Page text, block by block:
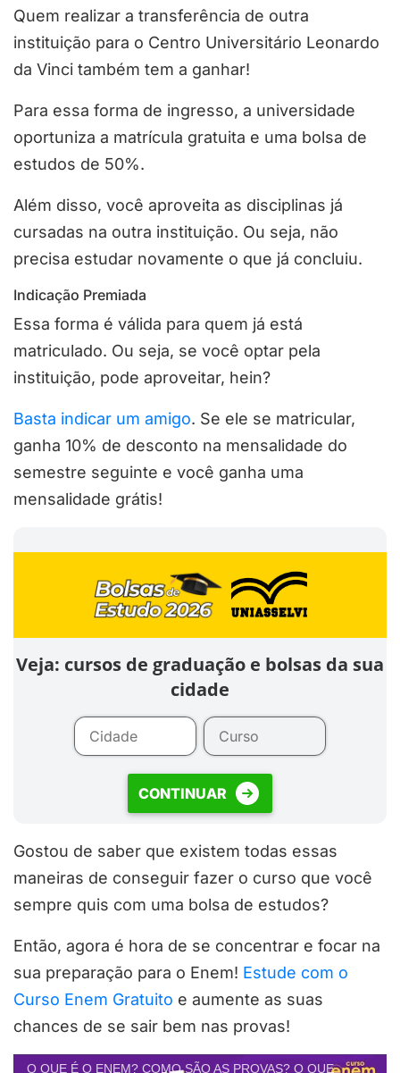
Quem realizar a transferência de outra
instituição para o Centro Universitário Leonardo
da Vinci também tem a ganhar!
Para essa forma de ingresso, a universidade
oportuniza a matrícula gratuita e uma bolsa de
estudos de 50%.
Além disso, você aproveita as disciplinas já
cursadas na outra instituição. Ou seja, não
precisa estudar novamente o que já concluiu.
Indicação Premiada
Essa forma é válida para quem já está
matriculado. Ou seja, se você optar pela
instituição, pode aproveitar, hein?
Basta indicar um amigo. Se ele se matricular,
ganha 10% de desconto na mensalidade do
semestre seguinte e você ganha uma
mensalidade grátis!
Veja: cursos de graduação e bolsas da sua
cidade
CONTINUAR
Gostou de saber que existem todas essas
maneiras de conseguir fazer o curso que você
sempre quis com uma bolsa de estudos?
Então, agora é hora de se concentrar e focar na
sua preparação para o Enem! Estude com o
Curso Enem Gratuito e aumente as suas
chances de se sair bem nas provas!
O QUE É O ENEM? COMO SÃO AS PROVAS? O QUE